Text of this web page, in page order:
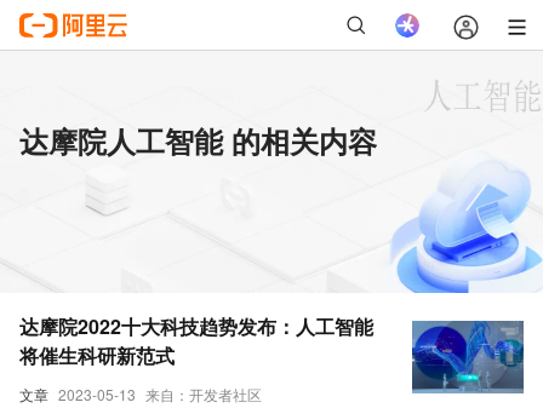
达摩院人工智能 的相关内容
文章 2023-05-13 来自：开发者社区
达摩院2022十大科技趋势发布：人工智能
将催生科研新范式